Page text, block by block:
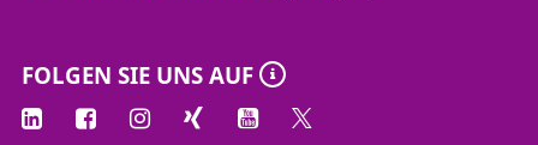
FOLGEN SIE UNS AUF